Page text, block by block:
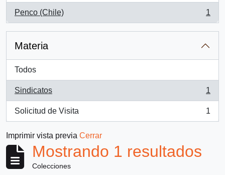
Penco (Chile)
, 1 resultados
1
Materia
Todos
Sindicatos
, 1 resultados
1
Solicitud de Visita
, 1 resultados
1
Imprimir vista previa Cerrar
Mostrando 1 resultados
Colecciones